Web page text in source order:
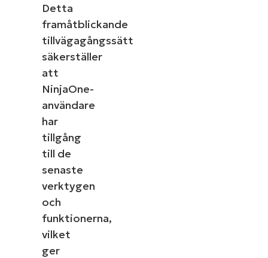
Detta
framåtblickande
tillvägagångssätt
säkerställer
att
NinjaOne-
användare
har
tillgång
till de
senaste
verktygen
och
funktionerna,
vilket
ger